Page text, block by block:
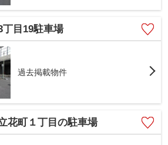
丁目19駐車場
過去掲載物件
花町１丁目の駐車場